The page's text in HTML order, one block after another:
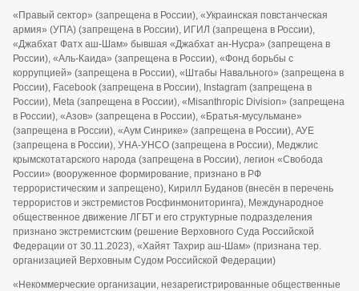
«Правый сектор» (запрещена в России), «Украинская повстанческая
армия» (УПА) (запрещена в России), ИГИЛ (запрещена в России),
«Джабхат Фатх аш-Шам» бывшая «Джабхат ан-Нусра» (запрещена в
России), «Аль-Каида» (запрещена в России), «Фонд борьбы с
коррупцией» (запрещена в России), «Штабы Навального» (запрещена в
России), Facebook (запрещена в России), Instagram (запрещена в
России), Meta (запрещена в России), «Misanthropic Division» (запрещена
в России), «Азов» (запрещена в России), «Братья-мусульмане»
(запрещена в России), «Аум Синрике» (запрещена в России), АУЕ
(запрещена в России), УНА-УНСО (запрещена в России), Меджлис
крымскотатарского народа (запрещена в России), легион «Свобода
России» (вооруженное формирование, признано в РФ
террористическим и запрещено), Кирилл Буданов (внесён в перечень
террористов и экстремистов Росфинмониторинга), Международное
общественное движение ЛГБТ и его структурные подразделения
признано экстремистским (решение Верховного Суда Российской
Федерации от 30.11.2023), «Хайят Тахрир аш-Шам» (признана тер.
организацией Верховным Судом Российской Федерации)
«Некоммерческие организации, незарегистрированные общественные